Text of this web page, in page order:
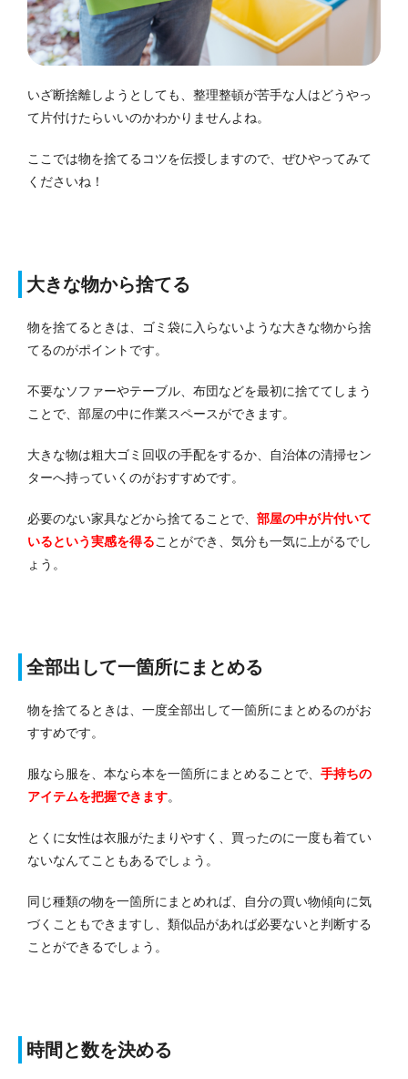
いざ断捨離しようとしても、整理整頓が苦手な人はどうやっ
て片付けたらいいのかわかりませんよね。
ここでは物を捨てるコツを伝授しますので、ぜひやってみて
くださいね！
大きな物から捨てる
物を捨てるときは、ゴミ袋に入らないような大きな物から捨
てるのがポイントです。
不要なソファーやテーブル、布団などを最初に捨ててしまう
ことで、部屋の中に作業スペースができます。
大きな物は粗大ゴミ回収の手配をするか、自治体の清掃セン
ターへ持っていくのがおすすめです。
必要のない家具などから捨てることで、 部屋の中が片付いて
いるという実感を得ることができ、気分も一気に上がるでし
ょう。
全部出して一箇所にまとめる
物を捨てるときは、一度全部出して一箇所にまとめるのがお
すすめです。
服なら服を、本なら本を一箇所にまとめることで、 手持ちの
アイテムを把握できます。
とくに女性は衣服がたまりやすく、買ったのに一度も着てい
ないなんてこともあるでしょう。
同じ種類の物を一箇所にまとめれば、自分の買い物傾向に気
づくこともできますし、類似品があれば必要ないと判断する
ことができるでしょう。
時間と数を決める